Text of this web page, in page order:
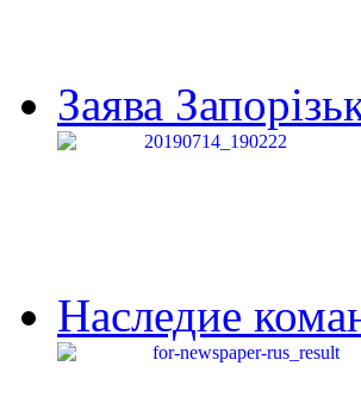
Заява
Наследие